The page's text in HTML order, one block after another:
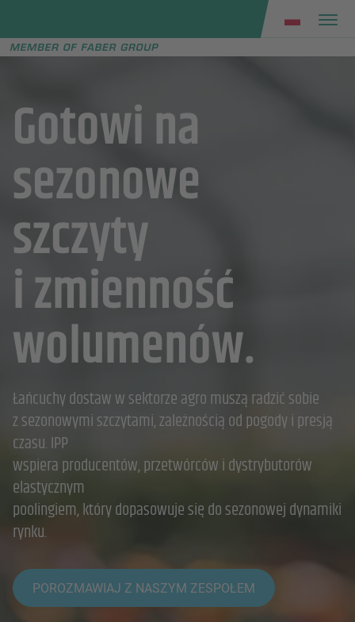
menu
Gotowi na
sezonowe
szczyty
i zmienność
wolumenów.
Łańcuchy dostaw w sektorze agro muszą radzić sobie
z sezonowymi szczytami, zależnością od pogody i presją
czasu. IPP
wspiera producentów, przetwórców i dystrybutorów
elastycznym
poolingiem, który dopasowuje się do sezonowej dynamiki
rynku.
POROZMAWIAJ Z NASZYM ZESPOŁEM